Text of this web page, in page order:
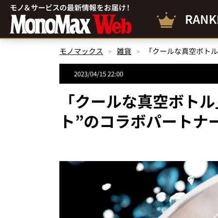
モノマックス 雑貨
2023/04/15 22:00
「クールな真空ボト
ト”のコラボパート